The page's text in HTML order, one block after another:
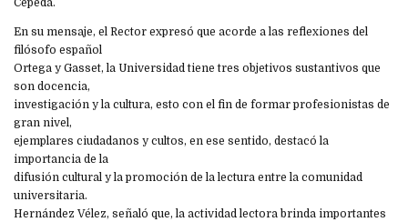
Cepeda.
En su mensaje, el Rector expresó que acorde a las reflexiones del
filósofo español
Ortega y Gasset, la Universidad tiene tres objetivos sustantivos que
son docencia,
investigación y la cultura, esto con el fin de formar profesionistas de
gran nivel,
ejemplares ciudadanos y cultos, en ese sentido, destacó la
importancia de la
difusión cultural y la promoción de la lectura entre la comunidad
universitaria.
Hernández Vélez, señaló que, la actividad lectora brinda importantes